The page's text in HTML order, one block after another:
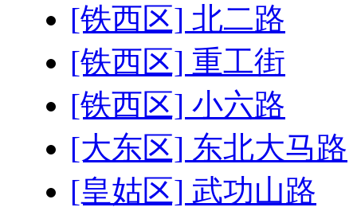
[铁西区] 北二路
[铁西区] 重工街
[铁西区] 小六路
[大东区] 东北大马路
[皇姑区] 武功山路